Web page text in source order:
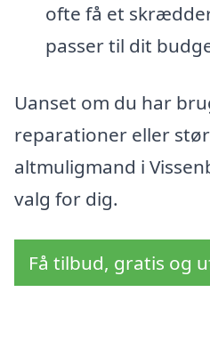
ofte få et
passer til dit
Uanset om du har
reparationer eller
altmuligmand i
valg for dig.
Få tilbud, gratis og